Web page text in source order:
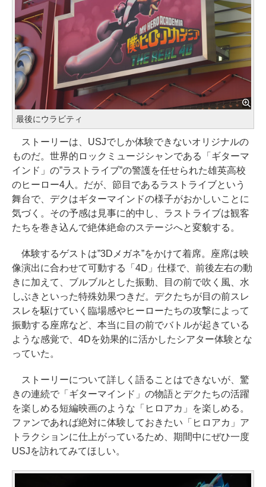
最後にウラビティ
ストーリーは、USJでしか体験できないオリジナルの
ものだ。世界的ロックミュージシャンである「ギターマ
インド」の”ラストライブ”の警護を任せられた雄英高校
のヒーロー4人。だが、節目であるラストライブという
舞台で、デクはギターマインドの様子がおかしいことに
気づく。その予感は見事に的中し、ラストライブは観客
たちを巻き込んで絶体絶命のステージへと変貌する。
体験するゲストは”3Dメガネ”をかけて着席。座席は映
像演出に合わせて可動する「4D」仕様で、前後左右の動
きに加えて、ブルブルとした振動、目の前で吹く風、水
しぶきといった特殊効果つきだ。デクたちが目の前スレ
スレを駆けていく臨場感やヒーローたちの攻撃によって
振動する座席など、本当に目の前でバトルが起きている
ような感覚で、4Dを効果的に活かしたシアター体験とな
っていた。
ストーリーについて詳しく語ることはできないが、驚
きの連続で「ギターマインド」の物語とデクたちの活躍
を楽しめる短編映画のような「ヒロアカ」を楽しめる。
ファンであれば絶対に体験しておきたい「ヒロアカ」ア
トラクションに仕上がっているため、期間中にぜひ一度
USJを訪れてみてほしい。